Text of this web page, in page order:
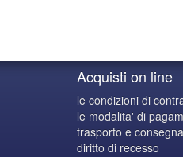
Acquisti on line
le condizioni di
le modalita' di
trasporto e consegna
diritto di recesso